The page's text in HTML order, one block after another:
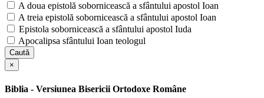
A doua epistolă sobornicească a sfântului apostol Ioan
A treia epistolă sobornicească a sfântului apostol Ioan
Epistola sobornicească a sfântului apostol Iuda
Apocalipsa sfântului Ioan teologul
Caută
×
Biblia - Versiunea Bisericii Ortodoxe Române